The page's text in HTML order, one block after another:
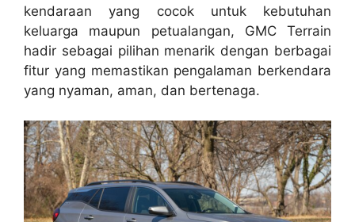
kendaraan yang cocok untuk kebutuhan
keluarga maupun petualangan, GMC Terrain
hadir sebagai pilihan menarik dengan berbagai
fitur yang memastikan pengalaman berkendara
yang nyaman, aman, dan bertenaga.